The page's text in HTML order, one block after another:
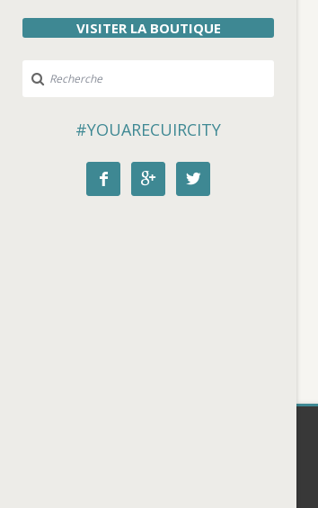
VISITER LA BOUTIQUE
#YOUARECUIRCITY
  